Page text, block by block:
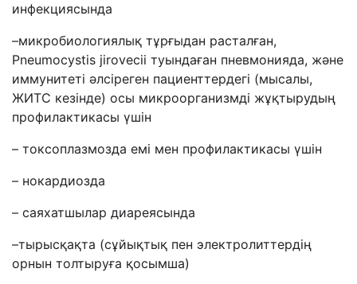
инфекциясында
–микробиологиялық тұрғыдан расталған,
Pneumocystis jirovecii туындаған пневмонияда, және
иммунитеті әлсіреген пациенттердегі (мысалы,
ЖИТС кезінде) осы микроорганизмді жұқтырудың
профилактикасы үшін
– токсоплазмозда емі мен профилактикасы үшін
– нокардиозда
– саяхатшылар диареясында
–тырысқақта (сұйықтық пен электролиттердің
орнын толтыруға қосымша)